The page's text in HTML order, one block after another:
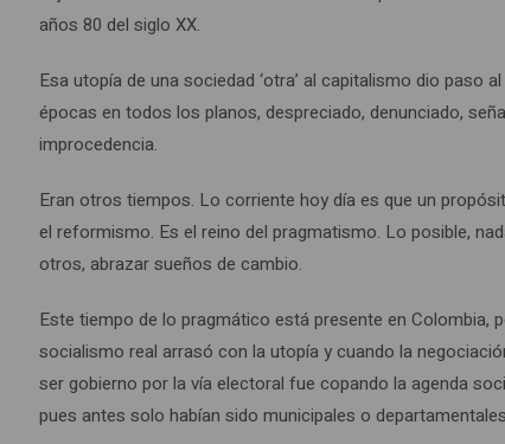
años 80 del siglo XX.
Esa utopía de una sociedad ‘otra’ al capitalismo dio
épocas en todos los planos, despreciado, denunciado,
improcedencia.
Eran otros tiempos. Lo corriente hoy día es que un
el reformismo. Es el reino del pragmatismo. Lo posible,
otros, abrazar sueños de cambio.
Este tiempo de lo pragmático está presente en Colombia,
socialismo real arrasó con la utopía y cuando la
ser gobierno por la vía electoral fue copando la agenda
pues antes solo habían sido municipales o